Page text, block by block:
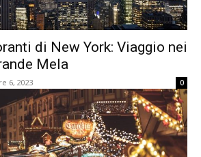
di New York: Viaggio nei
Mela
6, 2023 0